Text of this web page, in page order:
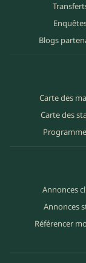
Blogs
Carte des
Carte des
Annonces
Annonces
Référencer